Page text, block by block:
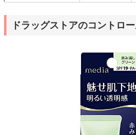
ドラッグストアのコントロ